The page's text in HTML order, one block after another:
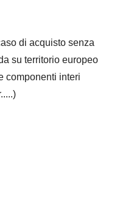
di acquisto senza
su territorio europeo
componenti interi